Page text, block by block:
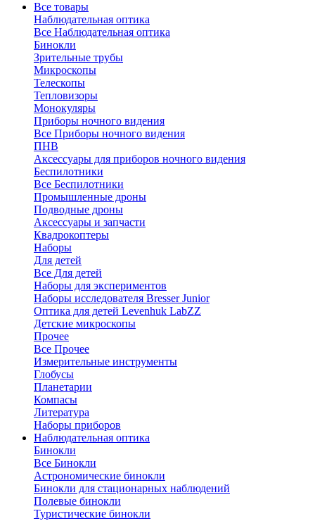
Все товары
Наблюдательная оптика
Все Наблюдательная оптика
Бинокли
Зрительные трубы
Микроскопы
Телескопы
Тепловизоры
Монокуляры
Приборы ночного видения
Все Приборы ночного видения
ПНВ
Аксессуары для приборов ночного видения
Беспилотники
Все Беспилотники
Промышленные дроны
Подводные дроны
Аксессуары и запчасти
Квадрокоптеры
Наборы
Для детей
Все Для детей
Наборы для экспериментов
Наборы исследователя Bresser Junior
Оптика для детей Levenhuk LabZZ
Детские микроскопы
Прочее
Все Прочее
Измерительные инструменты
Глобусы
Планетарии
Компасы
Литература
Наборы приборов
Наблюдательная оптика
Бинокли
Все Бинокли
Астрономические бинокли
Бинокли для стационарных наблюдений
Полевые бинокли
Туристические бинокли